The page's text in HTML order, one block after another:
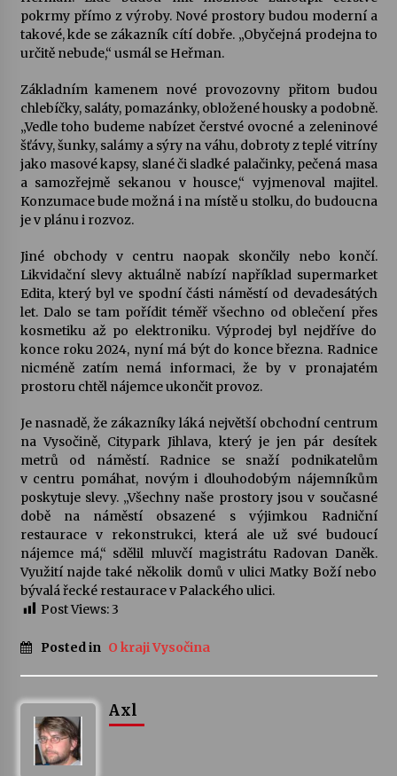
Vysočinka
17. 7. 2026
Ozvěny prázdnin
14. 7. 2026
Za kulturou kousek za Humpolec. V Želivě ožije
odkaz Josefa Čapka
Varhanní recitál Michala Novenka v Klášteře
Želiv
3. 7. 2026
Petr Adamec – Malovaný svět
30. 6. 2026
pokrmy přímo z výroby. Nové prostory budou moderní a
takové, kde se zákazník cítí dobře. „Obyčejná prodejna to
určitě nebude,“ usmál se Heřman.
Základním kamenem nové provozovny přitom budou
chlebíčky, saláty, pomazánky, obložené housky a podobně.
„Vedle toho budeme nabízet čerstvé ovocné a zeleninové
šťávy, šunky, salámy a sýry na váhu, dobroty z teplé vitríny
jako masové kapsy, slané či sladké palačinky, pečená masa
a samozřejmě sekanou v housce,“ vyjmenoval majitel.
Konzumace bude možná i na místě u stolku, do budoucna
je v plánu i rozvoz.
Jiné obchody v centru naopak skončily nebo končí.
Likvidační slevy aktuálně nabízí například supermarket
Edita, který byl ve spodní části náměstí od devadesátých
let. Dalo se tam pořídit téměř všechno od oblečení přes
kosmetiku až po elektroniku. Výprodej byl nejdříve do
konce roku 2024, nyní má být do konce března. Radnice
nicméně zatím nemá informaci, že by v pronajatém
prostoru chtěl nájemce ukončit provoz.
Je nasnadě, že zákazníky láká největší obchodní centrum
na Vysočině, Citypark Jihlava, který je jen pár desítek
metrů od náměstí. Radnice se snaží podnikatelům
v centru pomáhat, novým i dlouhodobým nájemníkům
poskytuje slevy. „Všechny naše prostory jsou v současné
době na náměstí obsazené s výjimkou Radniční
restaurace v rekonstrukci, která ale už své budoucí
nájemce má,“ sdělil mluvčí magistrátu Radovan Daněk.
Využití najde také několik domů v ulici Matky Boží nebo
bývalá řecké restaurace v Palackého ulici.
Post Views:3
Posted in O kraji Vysočina
Axl